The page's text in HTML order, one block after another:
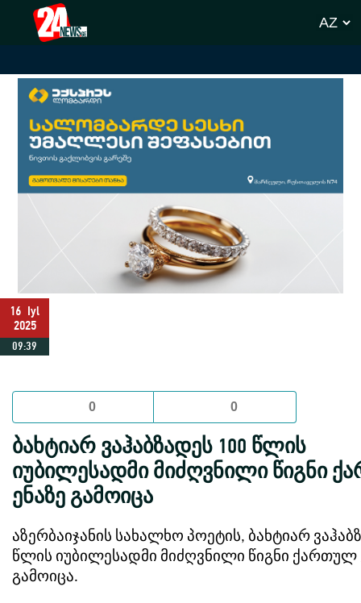
16 Iyl
2025
09:39
0 0
ბახტიარ ვაჰაბზადეს 100 წლის
იუბილესადმი მიძღვნილი წიგნი
ენაზე გამოიცა
აზერბაიჯანის სახალხო პოეტის, ბახტიარ
წლის იუბილესადმი მიძღვნილი წიგნი ქართულ
გამოიცა.